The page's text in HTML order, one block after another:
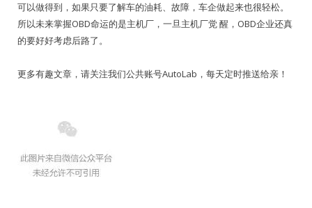
可以做得到，如果只要了解车的油耗、故障，车企做起来也很轻松。
所以未来掌握OBD命运的是主机厂，一旦主机厂觉 醒，OBD企业还真
的要好好考虑后路了。
更多有趣文章，请关注我们公共账号AutoLab，每天定时推送给亲！